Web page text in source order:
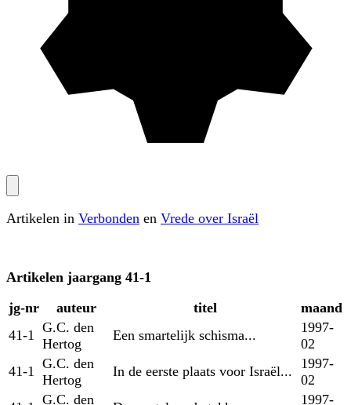
Artikelen in Verbonden en Vrede over Israël
Artikelen jaargang 41-1
jg‑nr
auteur titel
maand
41-1
G.C. den
Hertog
Een smartelijk schisma...
1997-
02
41-1
G.C. den
Hertog
In de eerste plaats voor Israël...
1997-
02
G.C. den
1997-